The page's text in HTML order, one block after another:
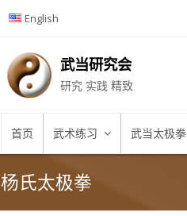
English
武当研究会
研究 实践 精致
首页 武术练习 武当太极拳
杨氏太极拳